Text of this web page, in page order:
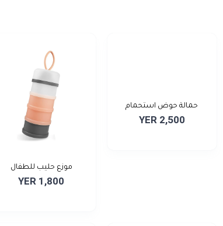
حمالة حوض استحمام
YER 2,500
موزع حليب للطفال
YER 1,800